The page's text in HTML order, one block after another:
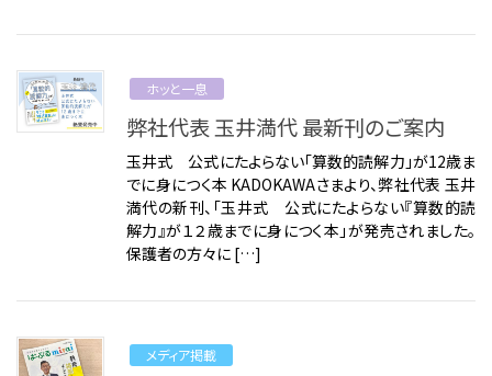
KIWAMI AAA+ 数の極
KIWAMI AAA+ 中学生の 図形の極
KIWAMI AAA+ 中学生の 代数の極
KIWAMI AAA+ 数学の悟
Eeそろばん
全国の玉井式
海外での挑戦
開講のお知らせ
ホッと一息
弊社代表 玉井満代 最新刊のご案内
玉井式 公式にたよらない「算数的読解力」が12歳ま
でに身につく本 KADOKAWAさまより、弊社代表 玉井
満代の新刊、「玉井式 公式にたよらない『算数的読
解力』が１２歳までに身につく本」が発売されました。
保護者の方々に […]
メディア掲載